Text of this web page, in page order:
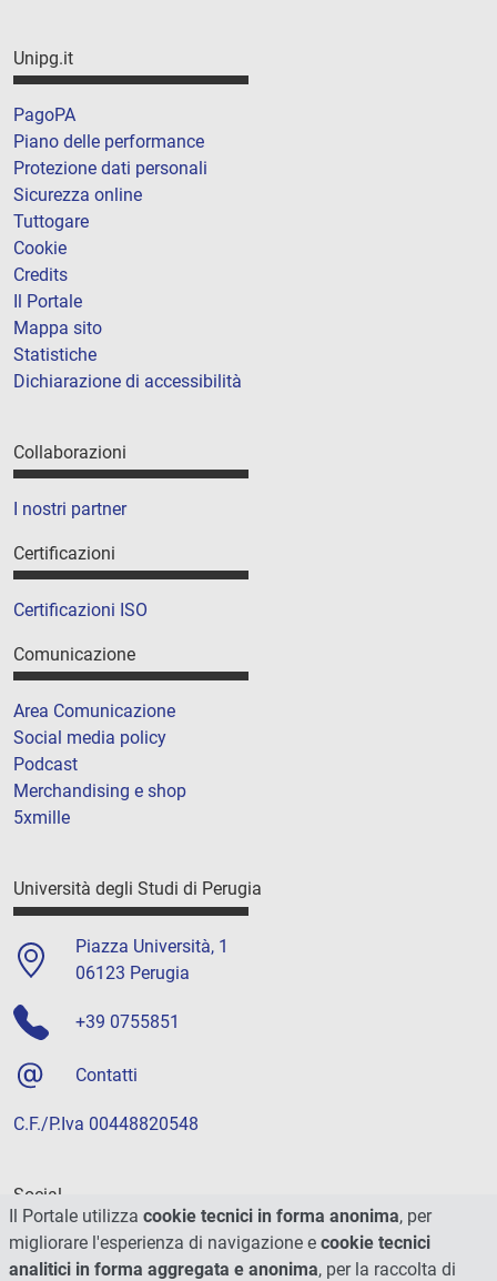
Unipg.it
PagoPA
Piano delle performance
Protezione dati personali
Sicurezza online
Tuttogare
Cookie
Credits
Il Portale
Mappa sito
Statistiche
Dichiarazione di accessibilità
Collaborazioni
I nostri partner
Certificazioni
Certificazioni ISO
Comunicazione
Area Comunicazione
Social media policy
Podcast
Merchandising e shop
5xmille
Università degli Studi di Perugia
Piazza Università, 1
06123 Perugia
+39 0755851
Contatti
C.F./P.Iva 00448820548
Social
Il Portale utilizza cookie tecnici in forma anonima, per
migliorare l'esperienza di navigazione e cookie tecnici
analitici in forma aggregata e anonima, per la raccolta di